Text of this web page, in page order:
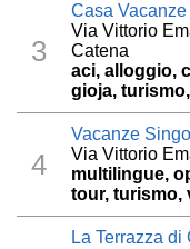
3
Casa
Via Vittorio
Catena
aci, alloggio,
gioja,
4
Vacanze
Via Vittorio
multilingue,
tour, turismo,
La Terrazza